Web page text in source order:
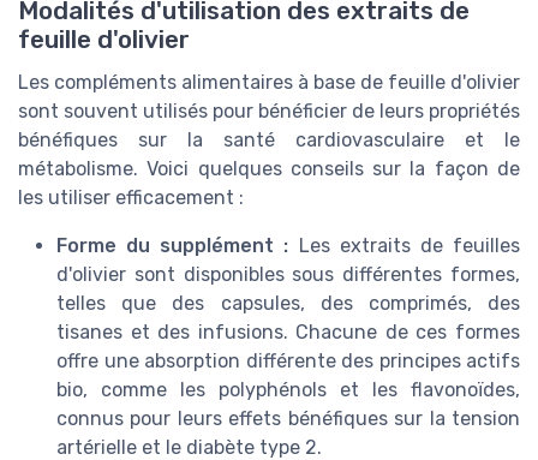
Modalités d'utilisation des extraits de
feuille d'olivier
Les compléments alimentaires à base de feuille d'olivier
sont souvent utilisés pour bénéficier de leurs propriétés
bénéfiques sur la santé cardiovasculaire et le
métabolisme. Voici quelques conseils sur la façon de
les utiliser efficacement :
Forme du supplément : Les extraits de feuilles
d'olivier sont disponibles sous différentes formes,
telles que des capsules, des comprimés, des
tisanes et des infusions. Chacune de ces formes
offre une absorption différente des principes actifs
bio, comme les polyphénols et les flavonoïdes,
connus pour leurs effets bénéfiques sur la tension
artérielle et le diabète type 2.